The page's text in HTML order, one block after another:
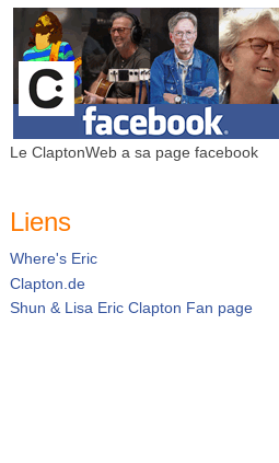
Le ClaptonWeb a sa page facebook
Liens
Where's Eric
Clapton.de
Shun & Lisa Eric Clapton Fan page